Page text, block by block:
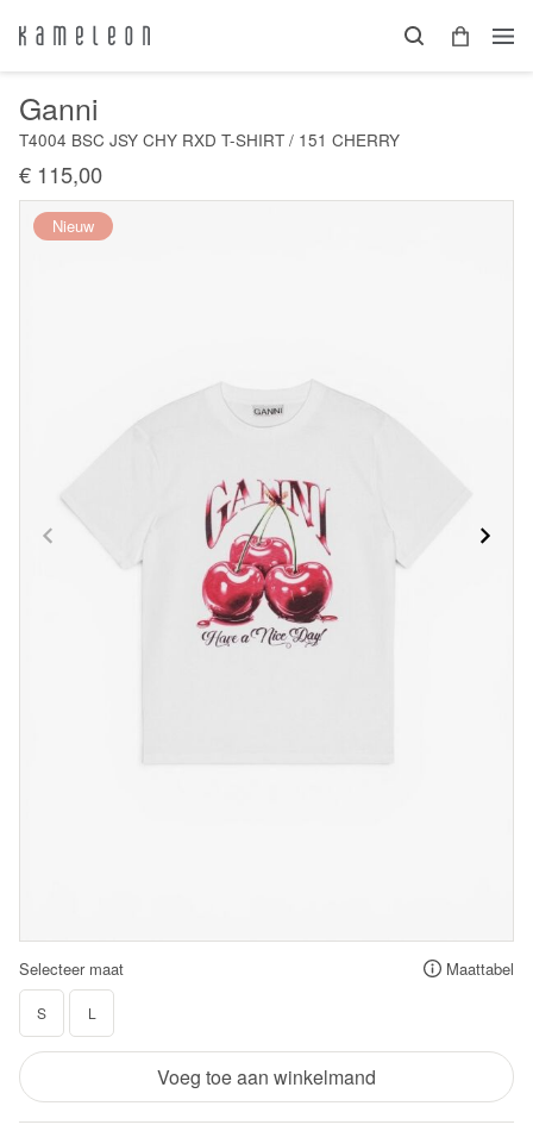
Ganni
T4004 BSC JSY CHY RXD T-SHIRT / 151 CHERRY
€ 115,00
Nieuw
Selecteer maat Maattabel
S L
Voeg toe aan winkelmand